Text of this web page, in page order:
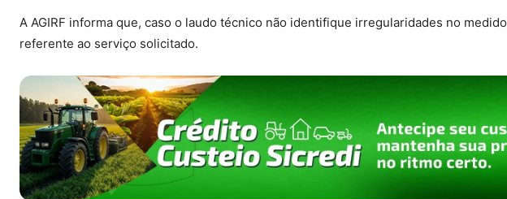
A AGIRF informa que, caso o laudo técnico não identifique irregularidades no
referente ao serviço solicitado.